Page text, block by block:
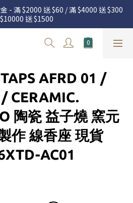
- 滿 $2000 送 $60 / 滿 $4000 送 $300
送 $1500
- 滿 $2000 送 $60 / 滿 $4000 送 $300
送 $1500
本連線中，絕對讓你買到爆
請詳閱公告
- 滿 $2000 送 $60 / 滿 $4000 送 $300
送 $1500
AFRD 01 /
CERAMIC.
陶瓷 益子燒 窯元
作 線香座 現貨
AC01